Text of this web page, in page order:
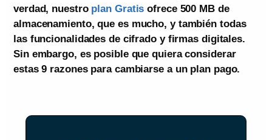
verdad, nuestro plan Gratisofrece 500 MB de
almacenamiento, que es mucho, y también todas
las funcionalidades de cifrado y firmas digitales.
Sin embargo, es posible que quiera considerar
estas 9 razones para cambiarse a un plan pago.